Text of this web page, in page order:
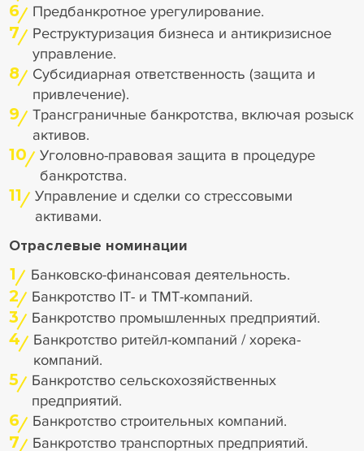
6 Предбанкротное урегулирование.
7
Реструктуризация бизнеса и антикризисное
управление.
8
Субсидиарная ответственность (защита и
привлечение).
9
Трансграничные банкротства, включая розыск
активов.
10
Уголовно-правовая защита в процедуре
банкротства.
11
Управление и сделки со стрессовыми
активами.
Отраслевые номинации
1 Банковско-финансовая деятельность.
2 Банкротство IT- и ТМТ-компаний.
3 Банкротство промышленных предприятий.
4
Банкротство ритейл-компаний / хорека-
компаний.
5
Банкротство сельскохозяйственных
предприятий.
6 Банкротство строительных компаний.
7 Банкротство транспортных предприятий.